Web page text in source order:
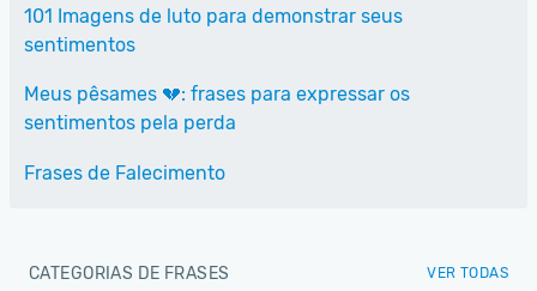
101 Imagens de luto para demonstrar seus
sentimentos
Meus pêsames 💔: frases para expressar os
sentimentos pela perda
Frases de Falecimento
CATEGORIAS DE FRASES VER TODAS